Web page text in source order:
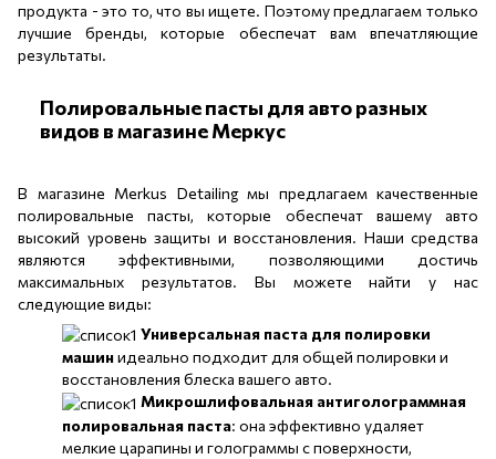
продукта - это то, что вы ищете. Поэтому предлагаем только
лучшие бренды, которые обеспечат вам впечатляющие
результаты.
Полировальные пасты для авто разных
видов в магазине Меркус
В магазине Merkus Detailing мы предлагаем качественные
полировальные пасты, которые обеспечат вашему авто
высокий уровень защиты и восстановления. Наши средства
являются эффективными, позволяющими достичь
максимальных результатов. Вы можете найти у нас
следующие виды:
Универсальная паста для полировки
машинидеально подходит для общей полировки и
восстановления блеска вашего авто.
Микрошлифовальная антиголограммная
полировальная паста: она эффективно удаляет
мелкие царапины и голограммы с поверхности,